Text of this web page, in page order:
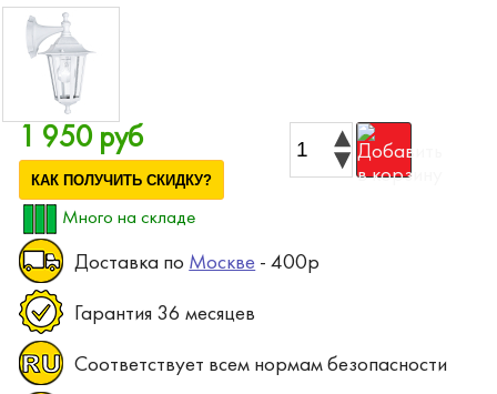
1 950 руб
КАК ПОЛУЧИТЬ СКИДКУ?
Много на складе
Доставка по Москве - 400р
Гарантия 36 месяцев
Соответствует всем нормам безопасности